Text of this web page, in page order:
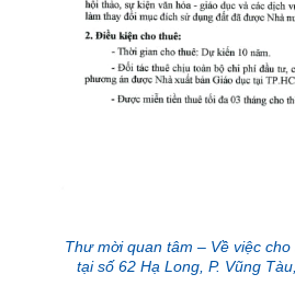
Thư mời quan tâm – Về việc
tại số 62 Hạ Long, P. Vũng